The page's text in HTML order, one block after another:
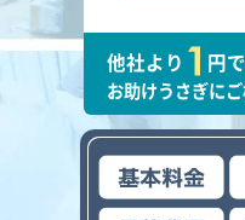
他社より 円
お助けうさぎに